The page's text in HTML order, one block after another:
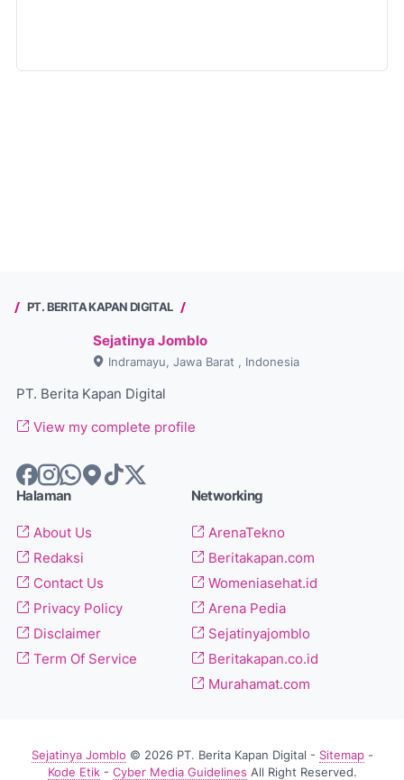
PT. BERITA KAPAN DIGITAL
Sejatinya Jomblo
Indramayu, Jawa Barat , Indonesia
PT. Berita Kapan Digital
View my complete profile
Halaman
About Us
Redaksi
Contact Us
Privacy Policy
Disclaimer
Term Of Service
Networking
ArenaTekno
Beritakapan.com
Womeniasehat.id
Arena Pedia
Sejatinyajomblo
Beritakapan.co.id
Murahamat.com
Sejatinya Jomblo © 2026 PT. Berita Kapan Digital - Sitemap-
Kode Etik- Cyber Media Guidelines All Right Reserved.